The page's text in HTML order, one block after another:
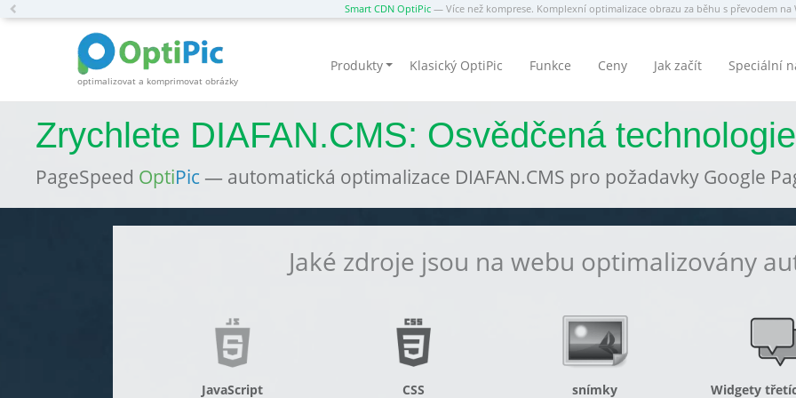
Smart CDN OptiPic — Více než komprese. Komplexní optimalizace obrazu za běhu s převodem na
optimalizovat a komprimovat obrázky
Produkty Klasický OptiPic Funkce Ceny Jak začít Speciální
Zrychlete DIAFAN.CMS: Osvědčená technologie
PageSpeed OptiPic — automatická optimalizace DIAFAN.CMS pro požadavky Google
Jaké zdroje jsou na webu optimalizovány
JavaScript CSS snímky Widgety